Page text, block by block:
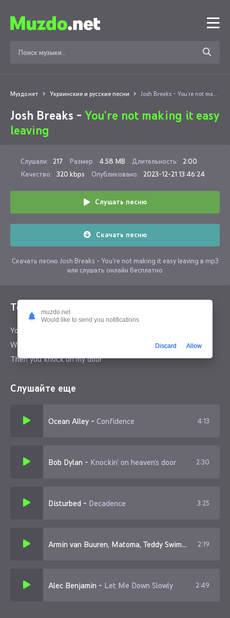
Муздо.нет Украинские и русские песни Josh Breaks - You're not making it easy leaving
Josh Breaks - You're not making it easy
leaving
Слушали: 217 Размер: 4.58 MB Длительность: 2:00
Качество: 320 kbps Опубликовано: 2023-12-21 13:46:24
Слушать песню
Скачать песню
Скачать песню Josh Breaks - You're not making it easy leaving в mp3
или слушать онлайн бесплатно
Текст песни
You're not making it easy leaving
When you're calling me 18 in the evening
Then you knock on my door
Слушайте еще
Ocean Alley - Confidence 4:13
Bob Dylan - Knockin' on heaven's door 2:30
Disturbed - Decadence 3:25
Armin van Buuren, Matoma, Teddy Swims- Easy To
2:19
Alec Benjamin - Let Me Down Slowly 2:49
muzdo.net
Would like to send you notifications
Discard Allow